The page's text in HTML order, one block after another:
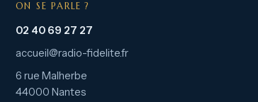
ON SE PARLE ?
02 40 69 27 27
accueil@radio-fidelite.fr
6 rue Malherbe
44000 Nantes